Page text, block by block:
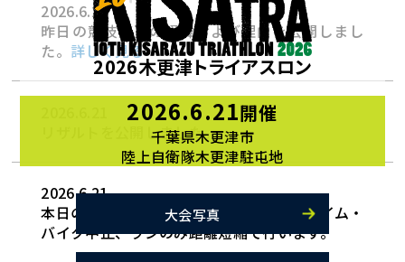
2026木更津トライアスロン
2026.6.21開催
千葉県木更津市
陸上自衛隊木更津駐屯地
大会写真
2026.6.22
昨日の競技変更の経緯および理由を公開しまし
た。 詳しく見る
リザルトを公開しました。
2026.6.21
本日の競技はすべてのカテゴリにおいてスイム・
バイク中止、ランのみ距離短縮で行います。